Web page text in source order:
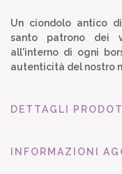
Un ciondolo antico
santo patrono dei
all'interno di ogni
autenticità del nostro
DETTAGLI
INFORMAZIONI